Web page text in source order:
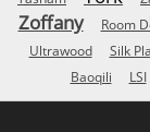
Zoffany Room
Ultrawood
Silk
Baoqili
LSI